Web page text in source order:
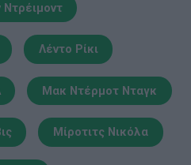
Ντρέιμοντ
Λέντο Ρίκι
Μακ Ντέρμοτ Νταγκ
Μίροτιτς Νικόλα